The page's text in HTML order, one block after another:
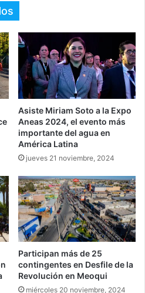
ok
Asiste Miriam Soto a la Expo
Aneas 2024, el evento más
importante del agua en
América Latina
jueves 21 noviembre, 2024
Participan más de 25
contingentes en Desfile de la
Revolución en Meoqui
miércoles 20 noviembre, 2024